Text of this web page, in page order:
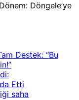
Destek: “Bu
Etti
saha